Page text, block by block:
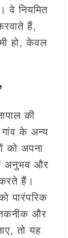
वे नियमित
हैं,
हो, केवल
की
के अन्य
को अपना
अनुभव और
हैं।
पारंपरिक
तकनीक और
तो यह